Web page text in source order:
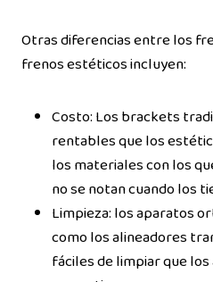
Otras diferencias entre los
frenos estéticos incluyen:
Costo: Los brackets
rentables que los
los materiales con los
no se notan cuando los
Limpieza: los aparatos
como los alineadores
fáciles de limpiar que